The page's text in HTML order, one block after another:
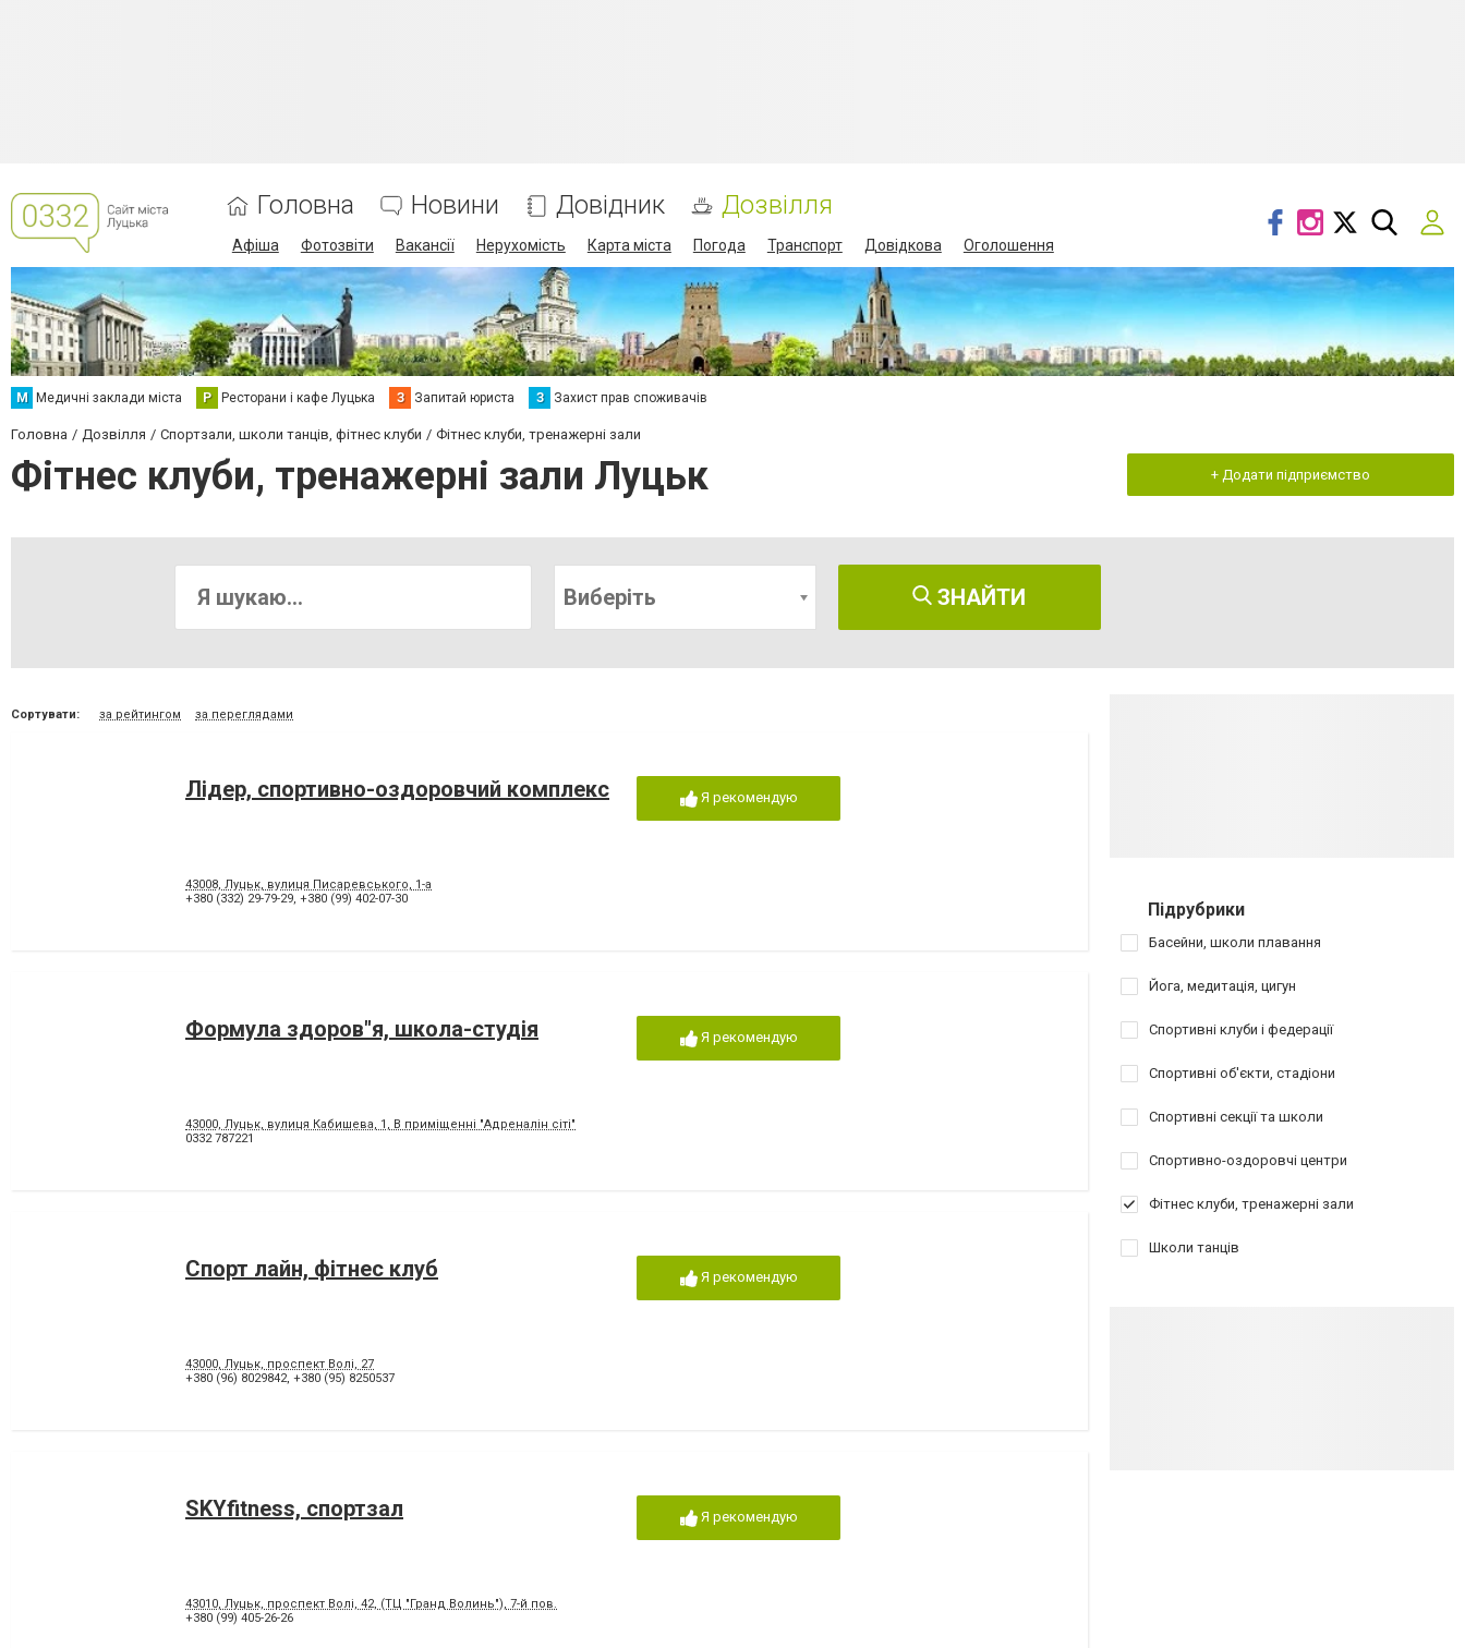
Головна Новини Довідник Дозвілля
Афіша Фотозвіти Вакансії Нерухомість Карта міста Погода Транспорт Довідкова Оголошення
М Медичні заклади міста Р Ресторани і кафе Луцька З Запитай юриста З Захист прав споживачів
Головна Дозвілля Спортзали, школи танців, фітнес клуби Фітнес клуби, тренажерні зали
Фітнес клуби, тренажерні зали Луцьк + Додати підприємство
Виберіть ЗНАЙТИ
Сортувати: за рейтингом за переглядами
Лідер, спортивно-оздоровчий комплекс
43008, Луцьк, вулиця Писаревського, 1-а
+380 (332) 29-79-29, +380 (99) 402-07-30
Я рекомендую
Формула здоров"я, школа-студія
43000, Луцьк, вулиця Кабишева, 1, В приміщенні "Адреналін сіті"
0332 787221
Я рекомендую
Спорт лайн, фітнес клуб
43000, Луцьк, проспект Волі, 27
+380 (96) 8029842, +380 (95) 8250537
Я рекомендую
SKYfitness, спортзал
43010, Луцьк, проспект Волі, 42, (ТЦ "Гранд Волинь"), 7-й пов.
+380 (99) 405-26-26
Я рекомендую
Підрубрики
Басейни, школи плавання
Йога, медитація, цигун
Спортивні клуби і федерації
Спортивні об'єкти, стадіони
Спортивні секції та школи
Спортивно-оздоровчі центри
Фітнес клуби, тренажерні зали
Школи танців